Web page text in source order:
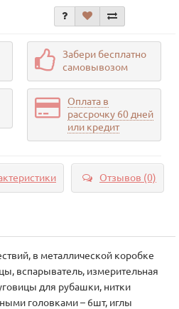
Забери бесплатно
самовывозом
Оплата в
рассрочку 60 дней
или кредит
Отзывов (0)
в металлической коробке
вспарыватель, измерительная
для рубашки, нитки
головками – 6шт, иглы